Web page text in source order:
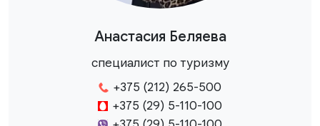
Анастасия Беляева
специалист по туризму
+375 (212) 265-500
+375 (29) 5-110-100